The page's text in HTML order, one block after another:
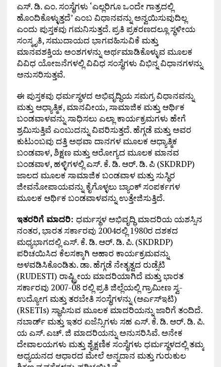
ಎಸ್. ಡಿ. ಎಂ. ಸಂಸ್ಥೆಗಳು ‘ಎಲ್ಲರಿಗೂ ಒಂದೇ ಗಾತ್ರದಲ್ಲಿ
ಹೊಂದಿಕೊಳ್ಳುತ್ತದೆ’ ಎಂಬ ವಿಧಾನವನ್ನು ಅನ್ವಯಿಸುವುದಿಲ್ಲ
ಎಂದು ಪುಸ್ತಕವು ಗಮನಿಸುತ್ತದೆ. ಪ್ರತಿ ಪ್ರಕರಣದಲ್ಲೂ ಸ್ಥಳೀಯ
ಸಂಸ್ಕೃತಿ, ಸಮುದಾಯದ ಭಾಗವಹಿಸುವಿಕೆ ಮತ್ತು
ಮಾನವಶಕ್ತಿಯ ಅಂಶಗಳನ್ನು ಅರ್ಥಮಾಡಿಕೊಳ್ಳುವ ಮೂಲಕ
ವಿವಿಧ ಯೋಜನೆಗಳಲ್ಲಿ ವಿವಿಧ ಸಂಸ್ಥೆಗಳು ವಿಭಿನ್ನ ವಿಧಾನಗಳನ್ನು
ಅನುಸರಿಸುತ್ತವೆ.
ಈ ಪುಸ್ತಕವು ಧರ್ಮಸ್ಥಳದ ಅಭಿವೃದ್ಧಿಯ ಸಮಗ್ರ ವಿಧಾನವನ್ನು
ಮತ್ತು ಆಧ್ಯಾತ್ಮಿಕ, ಮಾನವೀಯ, ಸಾಮಾಜಿಕ ಮತ್ತು ಆರ್ಥಿಕ
ಬಂಡವಾಳವನ್ನು ಸಾಧಿಸಲು ಎಲ್ಲಾ ಕಾರ್ಯಕ್ರಮಗಳು ಹೇಗೆ
ಶ್ರಮಿಸುತ್ತಿವೆ ಎಂಬುದನ್ನು ವಿವರಿಸುತ್ತದೆ. ಹೆಗ್ಗಡೆ ಮತ್ತು ಅವರ
ಕುಟುಂಬವು ದತ್ತಿ ಅಥವಾ ದಾನಗಳ ಮೂಲಕ ಆಧ್ಯಾತ್ಮಿಕ
ಬಂಡವಾಳ, ಶಿಕ್ಷಣ ಮತ್ತು ಆರೋಗ್ಯದ ಮೂಲಕ ಮಾನವ
ಬಂಡವಾಳ, ಹಳ್ಳಿಗಳಲ್ಲಿ ಎಸ್. ಕೆ. ಡಿ. ಆರ್. ಡಿ. ಪಿ (SKDRDP)
ಜಾಲದ ಮೂಲಕ ಸಾಮಾಜಿಕ ಬಂಡವಾಳ ಮತ್ತು ಸುಸ್ಥಿರ
ಜೀವನೋಪಾಯವನ್ನು ಕೈಗೊಳ್ಳಲು ಬ್ಯಾಂಕ್ ಸಂಪರ್ಕಗಳ
ಮೂಲಕ ಆರ್ಥಿಕ ಬಂಡವಾಳವನ್ನು ಉತ್ತೇಜಿಸುತ್ತಿದೆ.
ಇತರರಿಗೆ ಮಾದರಿ: ಧರ್ಮಸ್ಥಳ ಅಭಿವೃದ್ಧಿ ಮಾದರಿಯ ಯಶಸ್ಸಿನ
ನಂತರ, ಭಾರತ ಸರ್ಕಾರವು 2004ರಲ್ಲಿ 1980ರ ದಶಕದ
ಮಧ್ಯಭಾಗದಲ್ಲಿ ಎಸ್. ಕೆ. ಡಿ. ಆರ್. ಡಿ. ಪಿ. (SKDRDP)
ಪರಿಚಯಿಸಿದ ಕೆಲಸಕ್ಕಾಗಿ ಆಹಾರ ಕಾರ್ಯಕ್ರಮವನ್ನು
ಅಳವಡಿಸಿಕೊಂಡಿತು. ಡಾ. ಹೆಗ್ಗಡೆ ನೇತೃತ್ವದ ರುಡ್ಸೆಟಿ
(RUDESTI) ರಾಷ್ಟ್ರೀಯ ಮಾದರಿಯಾಗಿದೆ ಮತ್ತು ಭಾರತ
ಸರ್ಕಾರವು 2007-08 ರಲ್ಲಿ ಪ್ರತಿ ಜಿಲ್ಲೆಯಲ್ಲಿ ಗ್ರಾಮೀಣ ಸ್ವ-
ಉದ್ಯೋಗ ಮತ್ತು ತರಬೇತಿ ಸಂಸ್ಥೆಗಳನ್ನು (ಆರ್ಎಸ್ಇಟಿ)
(RSETIs) ಸ್ಥಾಪಿಸುವ ಮೂಲಕ ಮಾದರಿಯನ್ನು ಜಾರಿಗೆ ತಂದಿದೆ.
ನಬಾರ್ಡ್ ಮತ್ತು ಇತರ ಏಜೆನ್ಸಿಗಳು ಸಹ ಎಸ್. ಕೆ. ಡಿ. ಆರ್. ಡಿ. ಪಿ.
ಯ ಎಸ್. ಎಚ್. ಜಿ ಮಾದರಿಯನ್ನು ಅನುಸರಿಸಿವೆ. ಅನೇಕ
ದೇವಾಲಯಗಳು ಮತ್ತು ಶೈಕ್ಷಣಿಕ ಸಂಸ್ಥೆಗಳು ಧರ್ಮಸ್ಥಳದಲ್ಲಿ ತಮ್ಮ
ಅಧ್ಯಯನದ ಆಧಾರದ ಮೇಲೆ ಅನ್ನದಾನ ಮತ್ತು ಗುರುಕುಲ